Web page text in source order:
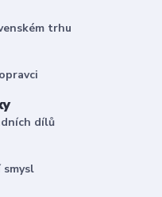
trhu
dílů